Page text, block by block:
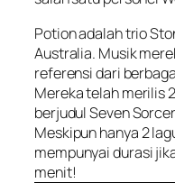
Potion adalah trio
Australia. Musik
referensi dari
Mereka telah merilis
berjudul Seven
Meskipun hanya 2
mempunyai durasi
menit!